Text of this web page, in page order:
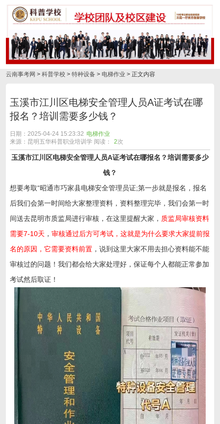
云南事考网 > 科普学校 > 特种设备 > 电梯作业 > 正文内容
玉溪市江川区电梯安全管理人员A证考试在哪
报名？培训需要多少钱？
日期：2025-04-24 15:23:32 电梯作业
来源：昆明五华科普职业培训学 阅读：
2次
玉溪市江川区电梯安全管理人员A证考试在哪报名？培训需要多少
钱？
想要考取“昭通市巧家县电梯安全管理员证;第一步就是报名，报名
后我们会第一时间给大家整理资料，资料整理完毕，我们会第一时
间送去昆明市质监局进行审核，在这里提醒大家， 质监局审核资料
需要7-10天 ，审核通过后方可考试，这就是为什么要求大家提前报
名的原因，它需要资料前置 ，说到这里大家不用去担心资料能不能
审核过的问题！我们都会给大家处理好，保证每个人都能正常参加
考试然后取证！